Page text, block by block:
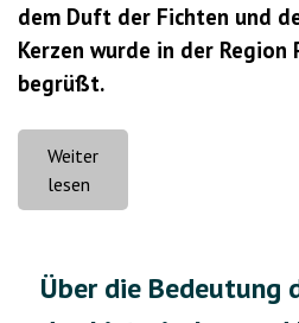
dem Duft der Fichten und
Kerzen wurde in der
begrüßt.
Weiter
lesen
Advent
Advent
Über die Bedeutung